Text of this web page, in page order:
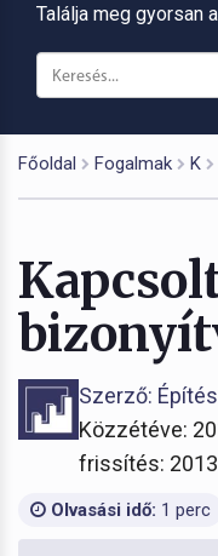
Találja meg gyorsan
Főoldal Fogalmak K
Szerző:
Közzétéve:
frissítés:
Olvasási idő: 1 perc